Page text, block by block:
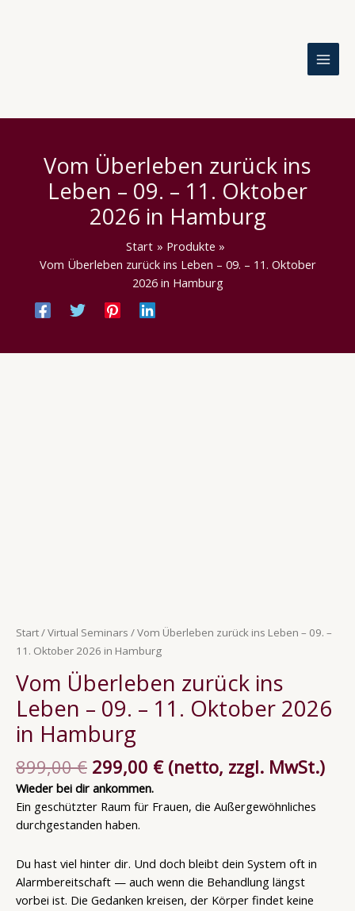
Vom Überleben zurück ins
Leben – 09. – 11. Oktober
2026 in Hamburg
Start
Produkte
Vom Überleben zurück ins Leben – 09. – 11. Oktober
2026 in Hamburg
Start/Virtual Seminars / Vom Überleben zurück ins Leben – 09. –
11. Oktober 2026 in Hamburg
Vom Überleben zurück ins
Leben – 09. – 11. Oktober 2026
in Hamburg
899,00€ 299,00 € (netto, zzgl. MwSt.)
Wieder bei dir ankommen.
Ein geschützter Raum für Frauen, die Außergewöhnliches
durchgestanden haben.
Du hast viel hinter dir. Und doch bleibt dein System oft in
Alarmbereitschaft — auch wenn die Behandlung längst
vorbei ist. Die Gedanken kreisen, der Körper findet keine